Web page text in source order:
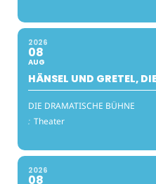
2026
08
AUG
HÄNSEL UND GRETEL,
DIE DRAMATISCHE BÜHNE
: Theater
2026
08